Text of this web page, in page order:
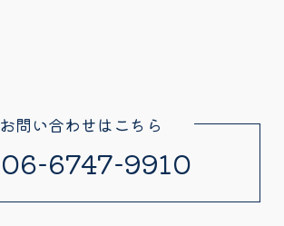
お問い合わせはこちら
06-6747-9910